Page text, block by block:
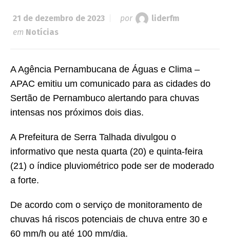
21 de dezembro de 2023 por
liderfm
em Notícias
A Agência Pernambucana de Águas e Clima –
APAC emitiu um comunicado para as cidades do
Sertão de Pernambuco alertando para chuvas
intensas nos próximos dois dias.
A Prefeitura de Serra Talhada divulgou o
informativo que nesta quarta (20) e quinta-feira
(21) o índice pluviométrico pode ser de moderado
a forte.
De acordo com o serviço de monitoramento de
chuvas há riscos potenciais de chuva entre 30 e
60 mm/h ou até 100 mm/dia.